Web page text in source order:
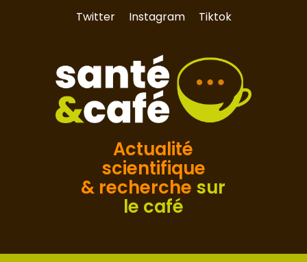
Twitter Instagram Tiktok
Actualité
scientifique
& recherche sur
le café